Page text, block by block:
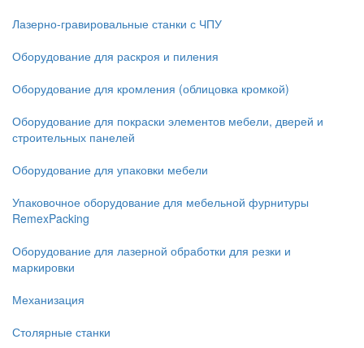
Лазерно-гравировальные станки с ЧПУ
Оборудование для раскроя и пиления
Оборудование для кромления (облицовка кромкой)
Оборудование для покраски элементов мебели, дверей и
строительных панелей
Оборудование для упаковки мебели
Упаковочное оборудование для мебельной фурнитуры
RemexPacking
Оборудование для лазерной обработки для резки и
маркировки
Механизация
Столярные станки